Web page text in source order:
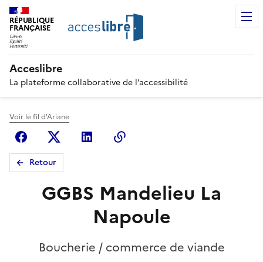
RÉPUBLIQUE
FRANÇAISE
Acceslibre
La plateforme collaborative de l’accessibilité
Voir le fil d'Ariane
FacebookX (anciennement Twitter)
Linkedin
Retour
GGBS Mandelieu La
Napoule
Boucherie / commerce de viande